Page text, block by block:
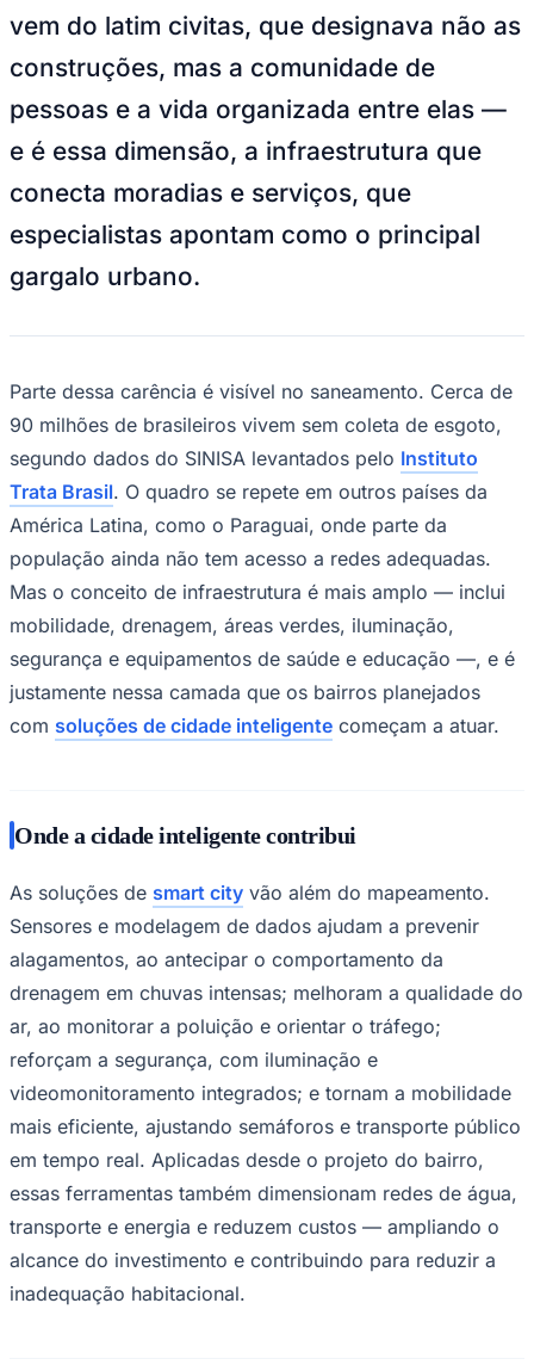
Corinthians
Palmeiras
vem do latim civitas, que designava não as
construções, mas a comunidade de
pessoas e a vida organizada entre elas —
e é essa dimensão, a infraestrutura que
conecta moradias e serviços, que
especialistas apontam como o principal
gargalo urbano.
Parte dessa carência é visível no saneamento. Cerca de
90 milhões de brasileiros vivem sem coleta de esgoto,
segundo dados do SINISA levantados pelo Instituto
Trata Brasil. O quadro se repete em outros países da
América Latina, como o Paraguai, onde parte da
população ainda não tem acesso a redes adequadas.
Mas o conceito de infraestrutura é mais amplo — inclui
mobilidade, drenagem, áreas verdes, iluminação,
segurança e equipamentos de saúde e educação —, e é
justamente nessa camada que os bairros planejados
com soluções de cidade inteligente começam a atuar.
Onde a cidade inteligente contribui
As soluções de smart city vão além do mapeamento.
Sensores e modelagem de dados ajudam a prevenir
alagamentos, ao antecipar o comportamento da
drenagem em chuvas intensas; melhoram a qualidade do
ar, ao monitorar a poluição e orientar o tráfego;
reforçam a segurança, com iluminação e
videomonitoramento integrados; e tornam a mobilidade
mais eficiente, ajustando semáforos e transporte público
em tempo real. Aplicadas desde o projeto do bairro,
essas ferramentas também dimensionam redes de água,
transporte e energia e reduzem custos — ampliando o
alcance do investimento e contribuindo para reduzir a
inadequação habitacional.